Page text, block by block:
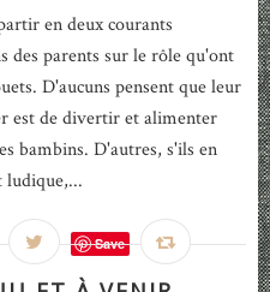
en deux courants
des parents sur le rôle qu'ont
D'aucuns pensent que leur
est de divertir et alimenter
bambins. D'autres, s'ils en
ludique,...
Save